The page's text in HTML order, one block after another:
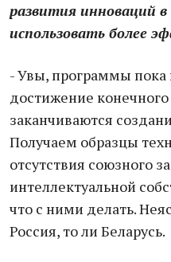
развития инноваций в
использовать более
- Увы, программы пока
достижение конечного
заканчиваются
Получаем образцы
отсутствия союзного
интеллектуальной
что с ними делать.
Россия, то ли Беларусь.